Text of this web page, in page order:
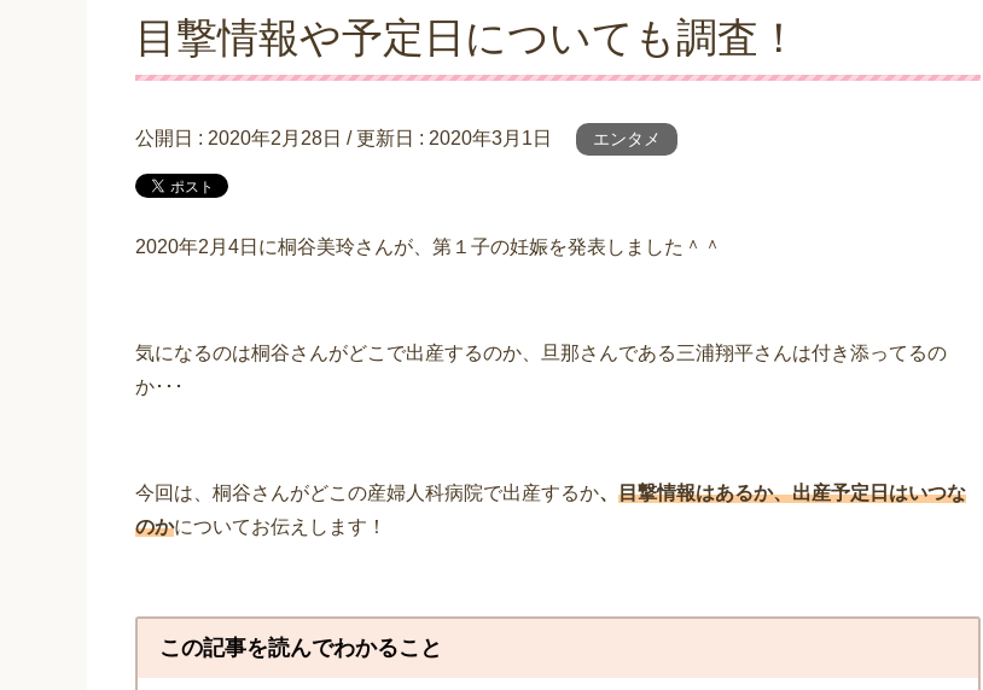
目撃情報や予定日についても調査！
公開日 : 2020年2月28日 / 更新日 : 2020年3月1日 エンタメ
2020年2月4日に桐谷美玲さんが、第１子の妊娠を発表しました＾＾
気になるのは桐谷さんがどこで出産するのか、旦那さんである三浦翔平さんは付き添ってるの
か･･･
今回は、桐谷さんがどこの産婦人科病院で出産するか、 目撃情報はあるか、出産予定日はいつな
のかについてお伝えします！
この記事を読んでわかること